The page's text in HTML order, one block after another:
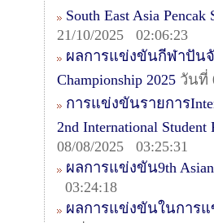
South East Asia
21/10/2025 02:06:23
ผลการแข่งขันกีฬาปันจั
Championship 2025 วันที่
การแข่งขันรายการ
2nd International Student
08/08/2025 03:25:31
ผลการแข่งขัน9th Asian
03:24:18
ผลการแข่งขันในการแข่